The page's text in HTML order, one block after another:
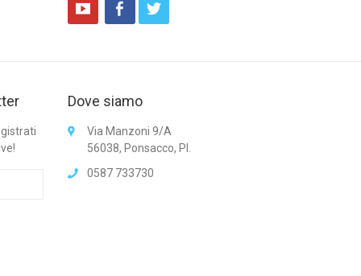
Dove siamo
Via Manzoni 9/A
56038, Ponsacco, PI.
0587 733730